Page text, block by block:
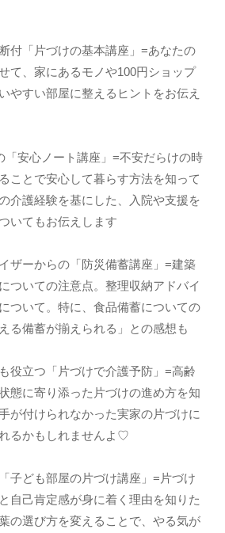
付「片づけの基本講座」=あなたの
て、家にあるモノや100円ショップ
やすい部屋に整えるヒントをお伝え
「安心ノート講座」=不安だらけの時
ことで安心して暮らす方法を知って
介護経験を基にした、入院や支援を
いてもお伝えします
ザーからの「防災備蓄講座」=建築
ついての注意点。整理収納アドバイ
ついて。特に、食品備蓄についての
る備蓄が揃えられる」との感想も
役立つ「片づけで介護予防」=高齢
態に寄り添った片づけの進め方を知
が付けられなかった実家の片づけに
るかもしれませんよ♡
子ども部屋の片づけ講座」=片づけ
自己肯定感が身に着く理由を知りた
の選び方を変えることで、やる気が